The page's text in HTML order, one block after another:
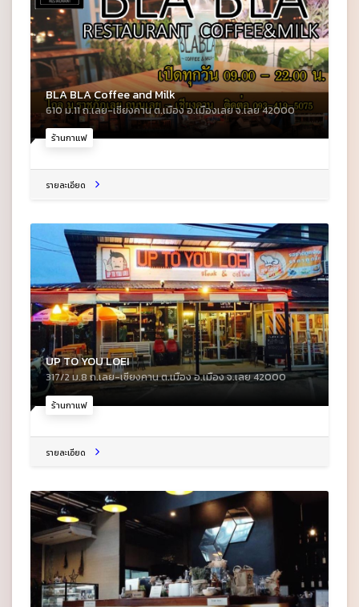
ร้านกาแฟ
BLA BLA Coffee and Milk
610 ม.11 ถ.เลย-เชียงคาน ต.เมือง อ.เมืองเลย จ.เลย 42000
รายละเอียด
ร้านกาแฟ
UP TO YOU LOEI
317/2 ม.8 ถ.เลย-เชียงคาน ต.เมือง อ.เมือง จ.เลย 42000
รายละเอียด